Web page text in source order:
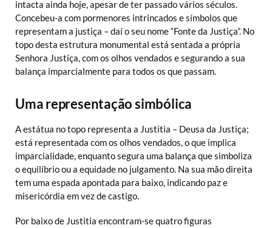
intacta ainda hoje, apesar de ter passado vários séculos.
Concebeu-a com pormenores intrincados e símbolos que
representam a justiça – daí o seu nome “Fonte da Justiça”. No
topo desta estrutura monumental está sentada a própria
Senhora Justiça, com os olhos vendados e segurando a sua
balança imparcialmente para todos os que passam.
Uma representação simbólica
A estátua no topo representa a Justitia – Deusa da Justiça;
está representada com os olhos vendados, o que implica
imparcialidade, enquanto segura uma balança que simboliza
o equilíbrio ou a equidade no julgamento. Na sua mão direita
tem uma espada apontada para baixo, indicando paz e
misericórdia em vez de castigo.
Por baixo de Justitia encontram-se quatro figuras